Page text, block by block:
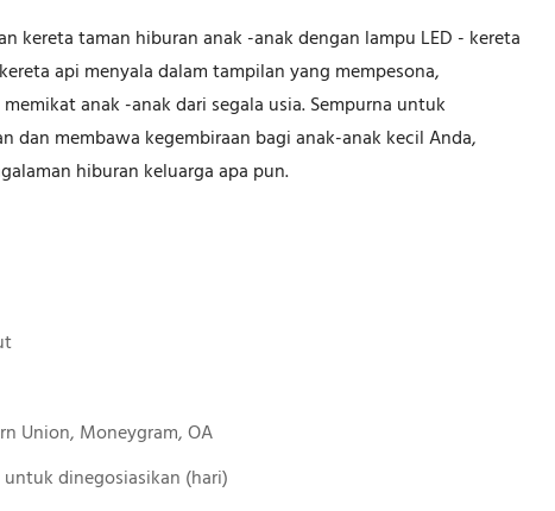
kereta taman hiburan anak -anak dengan lampu LED - kereta
api menyala dalam tampilan yang mempesona,
anak -anak dari segala usia. Sempurna untuk
dan membawa kegembiraan bagi anak-anak kecil Anda,
hiburan keluarga apa pun.
Union, Moneygram, OA
untuk dinegosiasikan (hari)